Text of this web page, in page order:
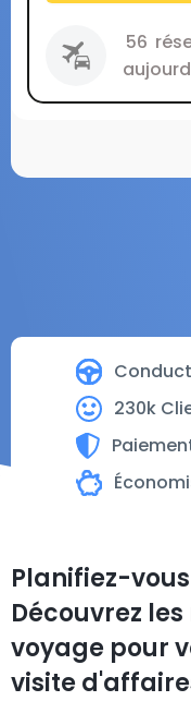
230k
56
Planifiez-
Découvrez
voyage pour
visite